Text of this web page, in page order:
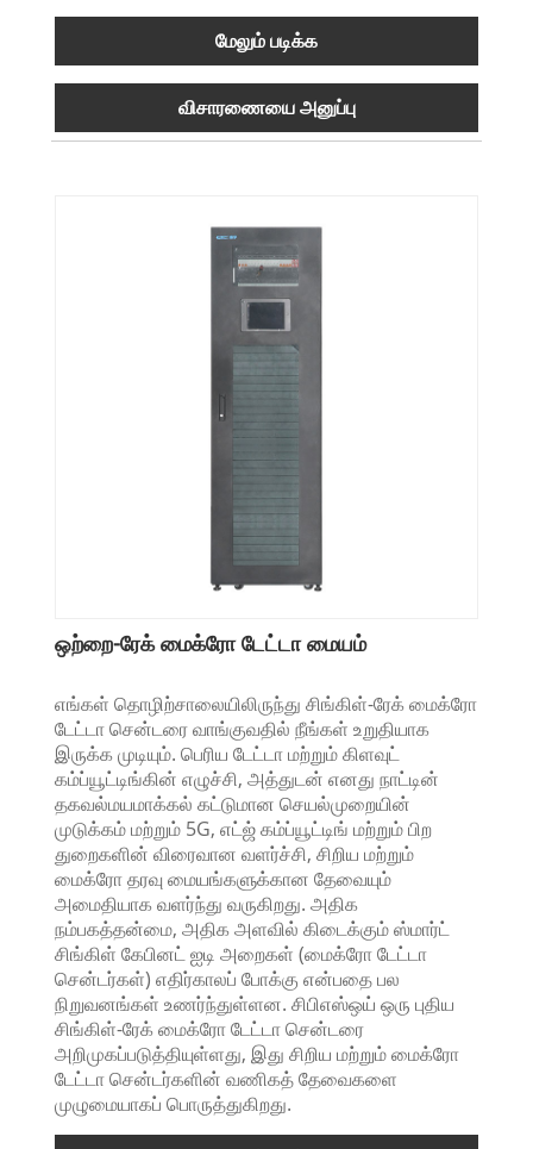
மேலும் படிக்க
விசாரணையை அனுப்பு
ஒற்றை-ரேக் மைக்ரோ டேட்டா மையம்
எங்கள் தொழிற்சாலையிலிருந்து சிங்கிள்-ரேக் மைக்ரோ
டேட்டா சென்டரை வாங்குவதில் நீங்கள் உறுதியாக
இருக்க முடியும். பெரிய டேட்டா மற்றும் கிளவுட்
கம்ப்யூட்டிங்கின் எழுச்சி, அத்துடன் எனது நாட்டின்
தகவல்மயமாக்கல் கட்டுமான செயல்முறையின்
முடுக்கம் மற்றும் 5G, எட்ஜ் கம்ப்யூட்டிங் மற்றும் பிற
துறைகளின் விரைவான வளர்ச்சி, சிறிய மற்றும்
மைக்ரோ தரவு மையங்களுக்கான தேவையும்
அமைதியாக வளர்ந்து வருகிறது. அதிக
நம்பகத்தன்மை, அதிக அளவில் கிடைக்கும் ஸ்மார்ட்
சிங்கிள் கேபினட் ஐடி அறைகள் (மைக்ரோ டேட்டா
சென்டர்கள்) எதிர்காலப் போக்கு என்பதை பல
நிறுவனங்கள் உணர்ந்துள்ளன. சிபிஎஸ்ஒய் ஒரு புதிய
சிங்கிள்-ரேக் மைக்ரோ டேட்டா சென்டரை
அறிமுகப்படுத்தியுள்ளது, இது சிறிய மற்றும் மைக்ரோ
டேட்டா சென்டர்களின் வணிகத் தேவைகளை
முழுமையாகப் பொருத்துகிறது.